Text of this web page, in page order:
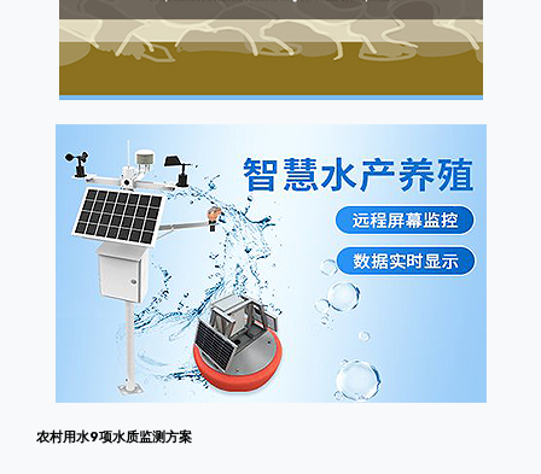
农村用水9项水质监测方案